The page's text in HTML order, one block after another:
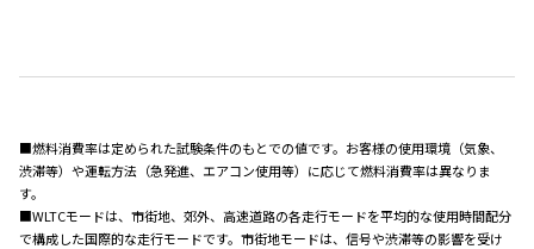
■燃料消費率は定められた試験条件のもとでの値です。お客様の使用環境（気象、
渋滞等）や運転方法（急発進、エアコン使用等）に応じて燃料消費率は異なりま
す。
■WLTCモードは、市街地、郊外、高速道路の各走行モードを平均的な使用時間配分
で構成した国際的な走行モードです。市街地モードは、信号や渋滞等の影響を受け